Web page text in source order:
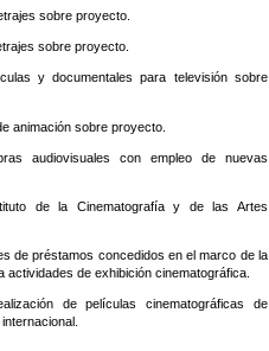
sobre proyecto.
sobre proyecto.
y documentales para televisión sobre
animación sobre proyecto.
audiovisuales con empleo de nuevas
de la Cinematografía y de las Artes
de préstamos concedidos en el marco de la
de exhibición cinematográfica.
de películas cinematográficas de